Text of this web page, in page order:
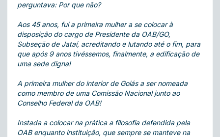
perguntava: Por que não?
Aos 45 anos, fui a primeira mulher a se colocar à
disposição do cargo de Presidente da OAB/GO,
Subseção de Jataí, acreditando e lutando até o fim, para
que após 9 anos tivéssemos, finalmente, a edificação de
uma sede digna!
A primeira mulher do interior de Goiás a ser nomeada
como membro de uma Comissão Nacional junto ao
Conselho Federal da OAB!
Instada a colocar na prática a filosofia defendida pela
OAB enquanto instituição, que sempre se manteve na